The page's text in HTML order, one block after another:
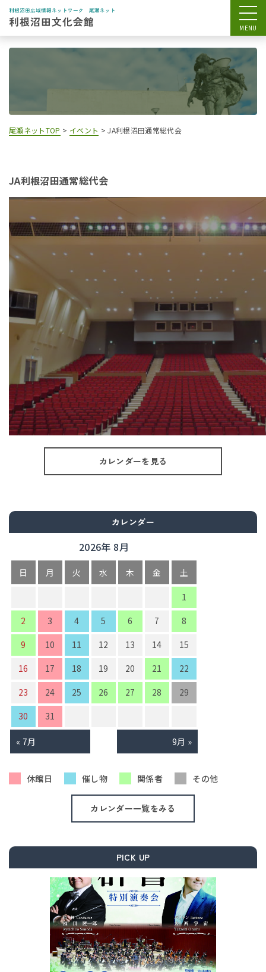
尾瀬ネットTOP > イベント >JA利根沼田通常総代会
JA利根沼田通常総代会
カレンダーを見る
カレンダー
2026年 8月
日 月 火 水 木 金 土
1
2
3 4 5 6 7
8
9
10 11 12 13 14
15
16
17 18 19 20 21
22
23
24 25 26 27 28
29
30
31
« 7月 9月 »
休館日 催し物 関係者 その他
カレンダー一覧をみる
PICK UP